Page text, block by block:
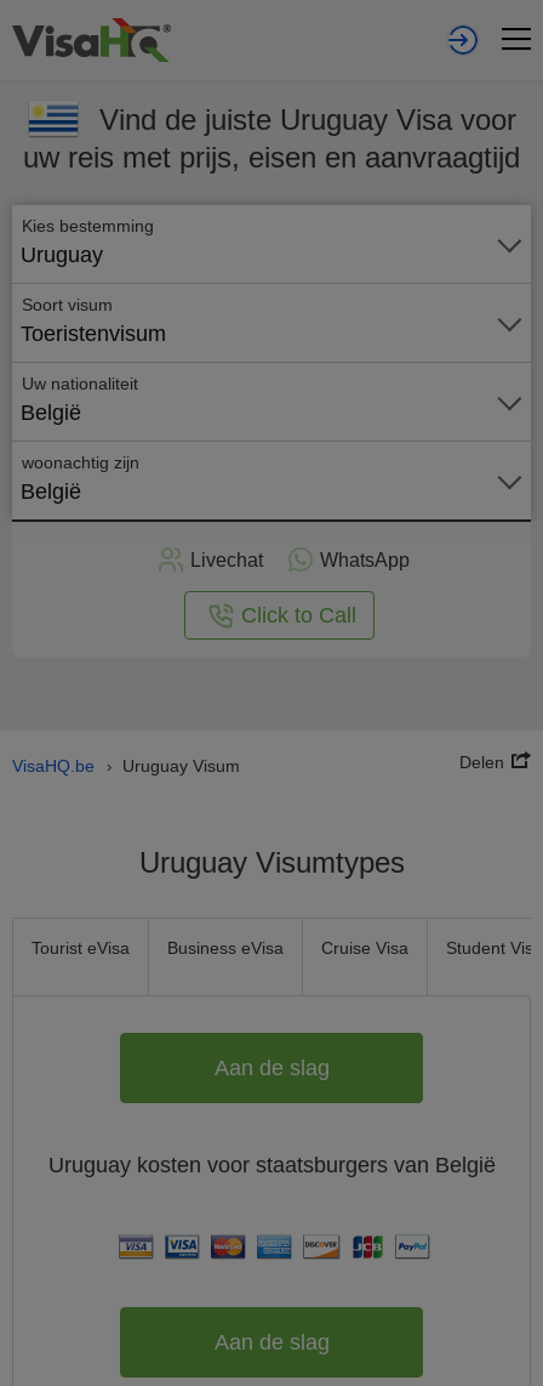
Vind de juiste Uruguay Visa voor
uw reis met prijs, eisen en aanvraagtijd
Kies bestemming
Uruguay
Soort visum
Toeristenvisum
Uw nationaliteit
België
woonachtig zijn
België
Livechat WhatsApp
Click to Call
VisaHQ.be › Uruguay Visum Delen
Uruguay Visumtypes
Tourist eVisa Business eVisa Cruise Visa Student Visa
Aan de slag
Uruguay kosten voor staatsburgers van België
Aan de slag